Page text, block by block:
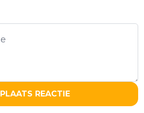
PLAATS REACTIE